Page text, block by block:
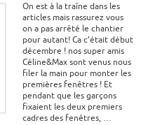
On est à la traîne dans les
articles mais rassurez vous
on a pas arrêté le chantier
pour autant! Ca c’était début
décembre ! nos super amis
Céline&Max sont venus nous
filer la main pour monter les
premières fenêtres ! Et
pendant que les garçons
fixaient les deux premiers
cadres des fenêtres, …